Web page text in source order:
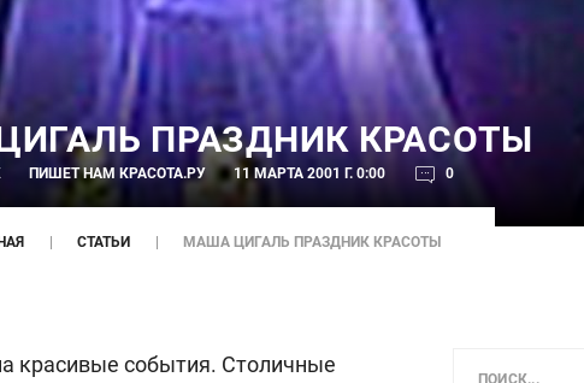
ПРАЗДНИК КРАСОТЫ
ПИШЕТ НАМ КРАСОТА.РУ 11 МАРТА 2001 Г. 0:00 0
СТАТЬИ МАША ЦИГАЛЬ ПРАЗДНИК КРАСОТЫ
красивые события. Столичные